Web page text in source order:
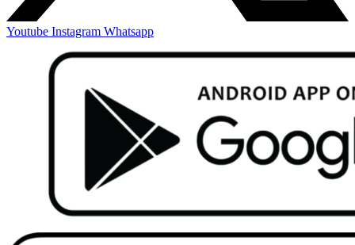
Youtube Instagram Whatsapp